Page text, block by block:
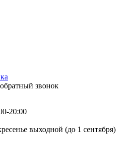
обратный звонок
20:00
выходной (до 1 сентября)